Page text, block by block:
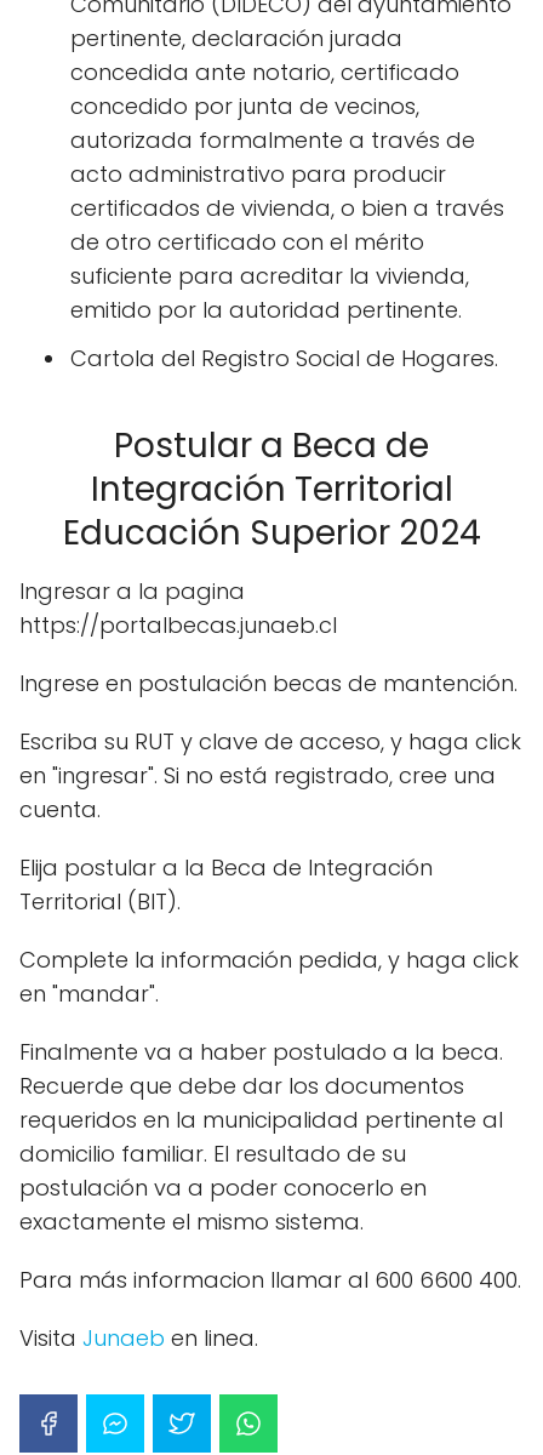
pertinente, declaración jurada
concedida ante notario, certificado
concedido por junta de vecinos,
autorizada formalmente a través de
acto administrativo para producir
certificados de vivienda, o bien a través
de otro certificado con el mérito
suficiente para acreditar la vivienda,
emitido por la autoridad pertinente.
Cartola del Registro Social de Hogares.
Postular a Beca de
Integración Territorial
Educación Superior 2024
Ingresar a la pagina
https://portalbecas.junaeb.cl
Ingrese en postulación becas de mantención.
Escriba su RUT y clave de acceso, y haga click
en "ingresar". Si no está registrado, cree una
cuenta.
Elija postular a la Beca de Integración
Territorial (BIT).
Complete la información pedida, y haga click
en "mandar".
Finalmente va a haber postulado a la beca.
Recuerde que debe dar los documentos
requeridos en la municipalidad pertinente al
domicilio familiar. El resultado de su
postulación va a poder conocerlo en
exactamente el mismo sistema.
Para más informacion llamar al 600 6600 400.
Visita Junaeb en linea.